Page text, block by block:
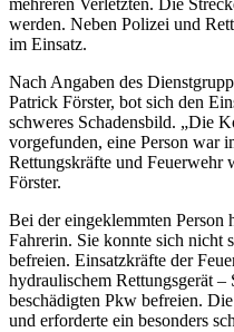
werden. Neben Polizei und
im Einsatz.
Nach Angaben des
Patrick Förster, bot sich den
schweres Schadensbild. „Die
vorgefunden, eine Person war
Rettungskräfte und Feuerwehr
Förster.
Bei der eingeklemmten Person
Fahrerin. Sie konnte sich nicht
befreien. Einsatzkräfte der
hydraulischem Rettungsgerät –
beschädigten Pkw befreien.
und erforderte ein besonders